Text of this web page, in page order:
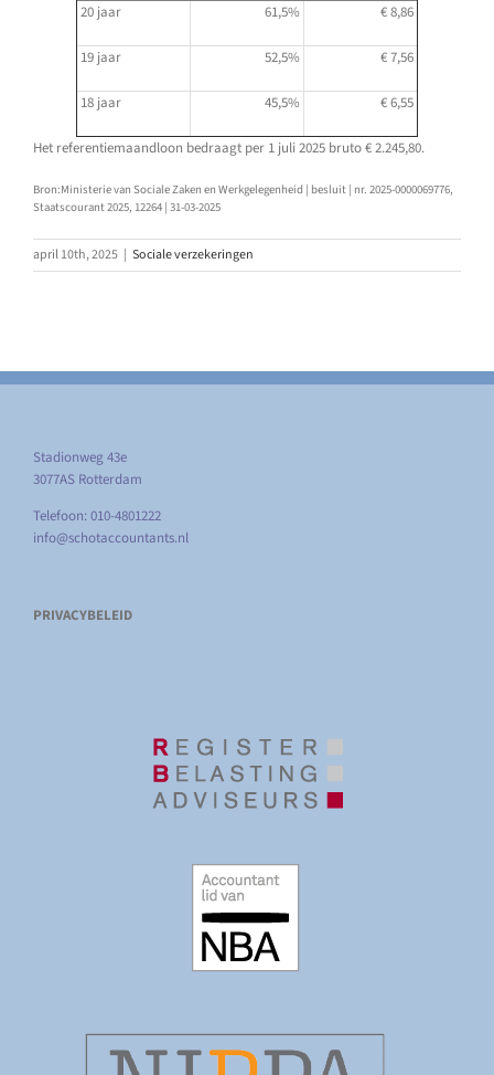
20 jaar 61,5% € 8,86
19 jaar 52,5% € 7,56
18 jaar 45,5% € 6,55
Het referentiemaandloon bedraagt per 1 juli 2025 bruto € 2.245,80.
Bron:Ministerie van Sociale Zaken en Werkgelegenheid | besluit | nr. 2025-0000069776,
Staatscourant 2025, 12264 | 31-03-2025
april 10th, 2025 | Sociale verzekeringen
Stadionweg 43e
3077AS Rotterdam
Telefoon: 010-4801222
info@schotaccountants.nl
PRIVACYBELEID